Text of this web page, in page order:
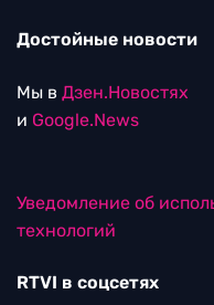
Достойные новости
Мы в Дзен.Новостях
и Google.News
Уведомление об
технологий
RTVI в соцсетях